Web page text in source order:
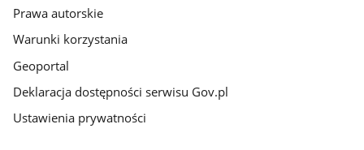
Prawa autorskie
Warunki korzystania
Geoportal
Deklaracja dostępności serwisu Gov.pl
Ustawienia prywatności